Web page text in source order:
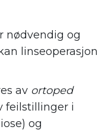
nødvendig og
linseoperasjon
av ortoped
feilstillinger i
og